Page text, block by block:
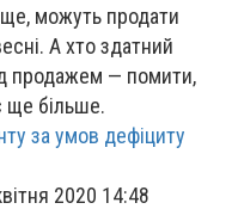
можуть продати
А хто здатний
продажем — помити,
ще більше.
2020 14:48